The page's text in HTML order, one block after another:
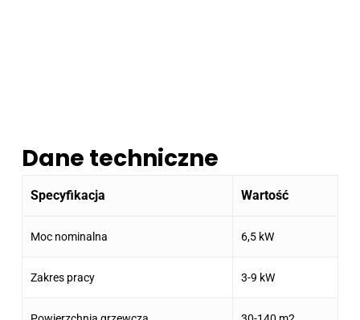
Dane techniczne
Specyfikacja Wartość
Moc nominalna 6,5 kW
Zakres pracy 3-9 kW